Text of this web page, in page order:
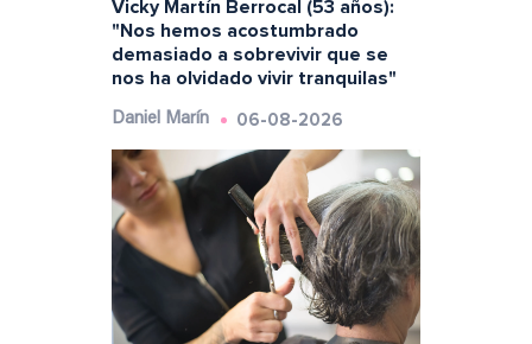
Vicky Martín Berrocal (53 años):
"Nos hemos acostumbrado
demasiado a sobrevivir que se
nos ha olvidado vivir tranquilas"
Daniel Marín 06-08-2026